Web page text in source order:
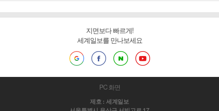
지면보다 빠르게!
세계일보를 만나보세요
PC 화면
제호 : 세계일보